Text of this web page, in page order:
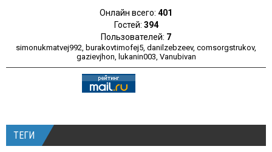
Онлайн всего: 401
Гостей: 394
Пользователей: 7
simonukmatvej992, burakovtimofej5, danilzebzeev, comsorgstrukov,
gazievjhon, lukanin003, Vanubivan
ТЕГИ